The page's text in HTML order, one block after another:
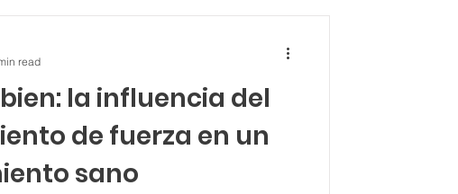
la influencia del
de fuerza en un
sano
read